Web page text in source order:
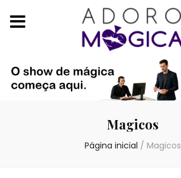
Magicos
Página inicial / Magicos